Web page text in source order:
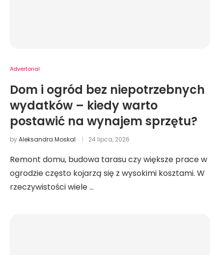
Advertorial
Dom i ogród bez niepotrzebnych
wydatków – kiedy warto
postawić na wynajem sprzętu?
byAleksandra Moskal 24 lipca, 2026
Remont domu, budowa tarasu czy większe prace w
ogrodzie często kojarzą się z wysokimi kosztami. W
rzeczywistości wiele …